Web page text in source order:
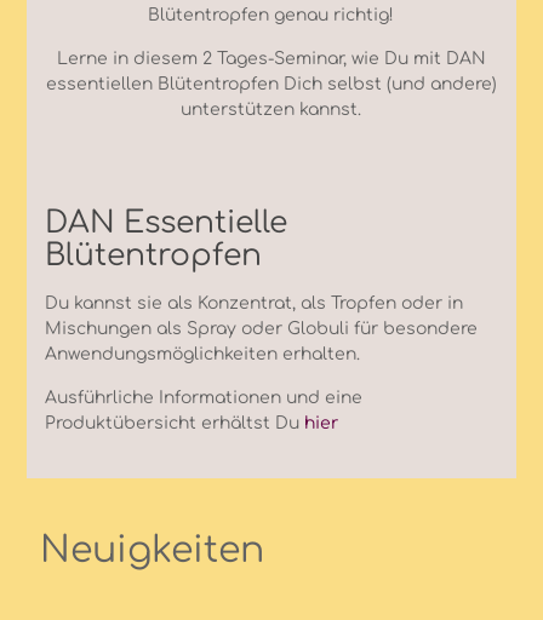
Blütentropfen genau richtig!
Lerne in diesem 2 Tages-Seminar, wie Du mit DAN
essentiellen Blütentropfen Dich selbst (und andere)
unterstützen kannst.
DAN Essentielle
Blütentropfen
Du kannst sie als Konzentrat, als Tropfen oder in
Mischungen als Spray oder Globuli für besondere
Anwendungsmöglichkeiten erhalten.
Ausführliche Informationen und eine
Produktübersicht erhältst Du hier
Neuigkeiten